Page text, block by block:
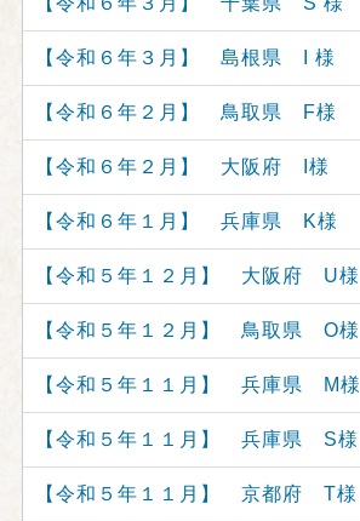
【令和６年３月】 島根県 I 様
【令和６年２月】 鳥取県 F様
【令和６年２月】 大阪府 I様
【令和６年１月】 兵庫県 K様
【令和５年１２月】 大阪府 U様
【令和５年１２月】 鳥取県 O様
【令和５年１１月】 兵庫県 M様
【令和５年１１月】 兵庫県 S様
【令和５年１１月】 京都府 T様